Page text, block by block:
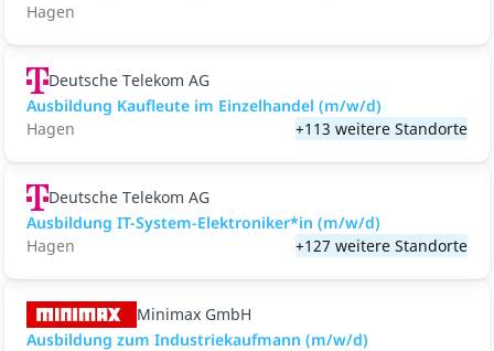
Hagen
Deutsche Telekom AG
Ausbildung Kaufleute im Einzelhandel (m/w/d)
Hagen
+113 weitere Standorte
Deutsche Telekom AG
Ausbildung IT-System-Elektroniker*in (m/w/d)
Hagen
+127 weitere Standorte
Minimax GmbH
Ausbildung zum Industriekaufmann (m/w/d)